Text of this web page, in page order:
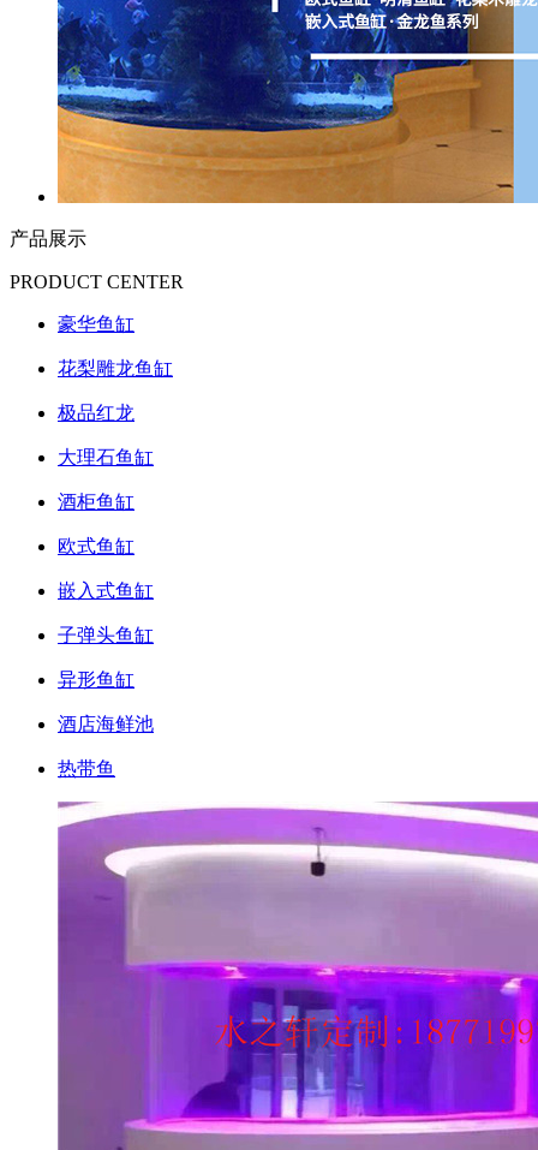
产品展示
PRODUCT CENTER
豪华鱼缸
花梨雕龙鱼缸
极品红龙
大理石鱼缸
酒柜鱼缸
欧式鱼缸
嵌入式鱼缸
子弹头鱼缸
异形鱼缸
酒店海鲜池
热带鱼